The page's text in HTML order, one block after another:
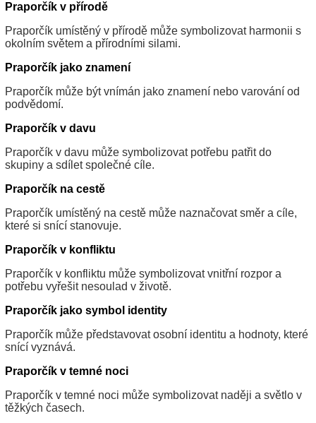
Praporčík v přírodě
Praporčík umístěný v přírodě může symbolizovat harmonii s
okolním světem a přírodními silami.
Praporčík jako znamení
Praporčík může být vnímán jako znamení nebo varování od
podvědomí.
Praporčík v davu
Praporčík v davu může symbolizovat potřebu patřit do
skupiny a sdílet společné cíle.
Praporčík na cestě
Praporčík umístěný na cestě může naznačovat směr a cíle,
které si snící stanovuje.
Praporčík v konfliktu
Praporčík v konfliktu může symbolizovat vnitřní rozpor a
potřebu vyřešit nesoulad v životě.
Praporčík jako symbol identity
Praporčík může představovat osobní identitu a hodnoty, které
snící vyznává.
Praporčík v temné noci
Praporčík v temné noci může symbolizovat naději a světlo v
těžkých časech.